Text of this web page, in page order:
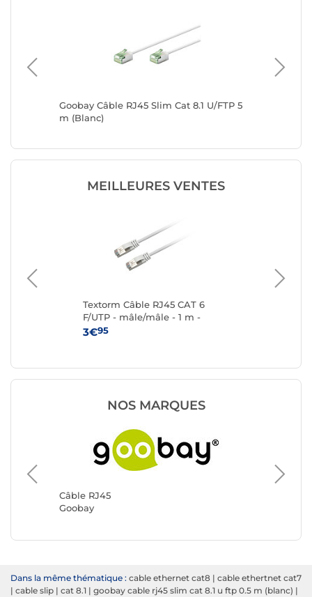
Goobay Câble RJ45 Slim Cat 8.1 U/FTP 5
m (Blanc)
MEILLEURES VENTES
Textorm Câble RJ45 CAT 6
F/UTP - mâle/mâle - 1 m -
Blanc
3€95
NOS MARQUES
Câble RJ45
Goobay
Câble
Dans la même thématique : cable ethernet cat8 | cable ethertnet cat7
| cable slip | cat 8.1 | goobay cable rj45 slim cat 8.1 u ftp 0.5 m (blanc) |